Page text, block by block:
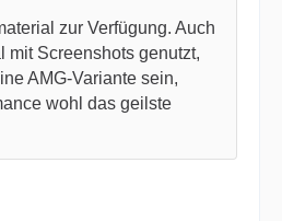
zur Verfügung. Auch
mit Screenshots genutzt,
AMG-Variante sein,
wohl das geilste